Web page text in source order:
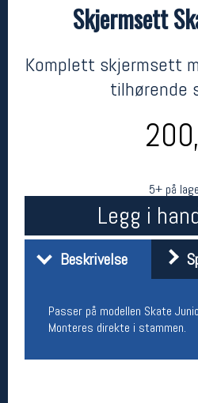
Skjermsett
Komplett skjermsett
tilhørende
5+ på
Legg i
Beskrivelse
Passer på modellen Skate
Monteres direkte i stammen.
Swenor
kr